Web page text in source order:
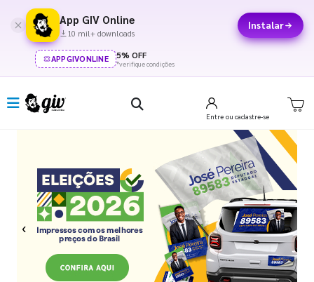
App GIV Online
10 mil+ downloads
Instalar
APPGIVONLINE 5% OFF
*verifique condições
Entre ou cadastre-se
Previous Next